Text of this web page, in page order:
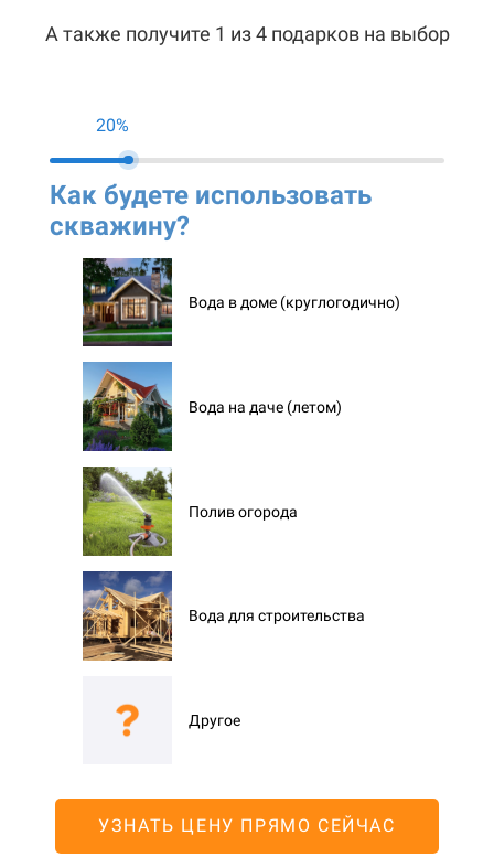
А также получите 1 из 4 подарков на выбор
20%
Как будете использовать
скважину?
Вода в доме (круглогодично)
Вода на даче (летом)
Полив огорода
Вода для строительства
Другое
УЗНАТЬ ЦЕНУ ПРЯМО СЕЙЧАС